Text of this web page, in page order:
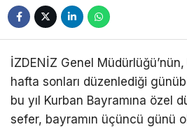
İZDENİZ Genel
hafta sonları düzenlediği
bu yıl Kurban Bayramına özel
sefer, bayramın üçüncü günü